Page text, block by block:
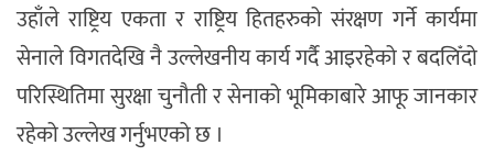
उहाँले राष्ट्रिय एकता र राष्ट्रिय हितहरुको संरक्षण गर्ने कार्यमा
सेनाले विगतदेखि नै उल्लेखनीय कार्य गर्दै आइरहेको र बदलिँदो
परिस्थितिमा सुरक्षा चुनौती र सेनाको भूमिकाबारे आफू जानकार
रहेको उल्लेख गर्नुभएको छ ।